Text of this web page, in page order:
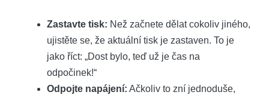
Zastavte tisk: Než začnete dělat cokoliv jiného,
ujistěte se, že aktuální tisk je zastaven. To je
jako říct: „Dost bylo, teď už je čas na
odpočinek!“
Odpojte napájení: Ačkoliv to zní jednoduše,